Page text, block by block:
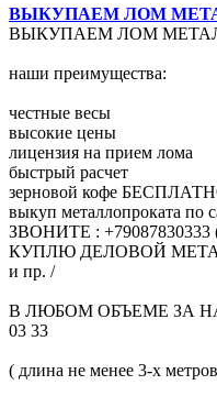
ВЫКУПАЕМ ЛОМ
ВЫКУПАЕМ ЛОМ
наши преимущества:
честные весы
высокие цены
лицензия на прием лома
быстрый расчет
зерновой кофе
выкуп металлопроката по
ЗВОНИТЕ : +79087830333
КУПЛЮ ДЕЛОВОЙ МЕТАЛЛ
и пр. /
В ЛЮБОМ ОБЪЕМЕ ЗА
03 33
( длина не менее 3-х